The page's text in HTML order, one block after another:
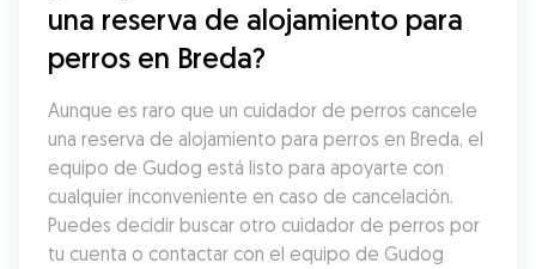
una reserva de alojamiento para
perros en Breda?
Aunque es raro que un cuidador de perros cancele
una reserva de alojamiento para perros en Breda, el
equipo de Gudog está listo para apoyarte con
cualquier inconveniente en caso de cancelación.
Puedes decidir buscar otro cuidador de perros por
tu cuenta o contactar con el equipo de Gudog